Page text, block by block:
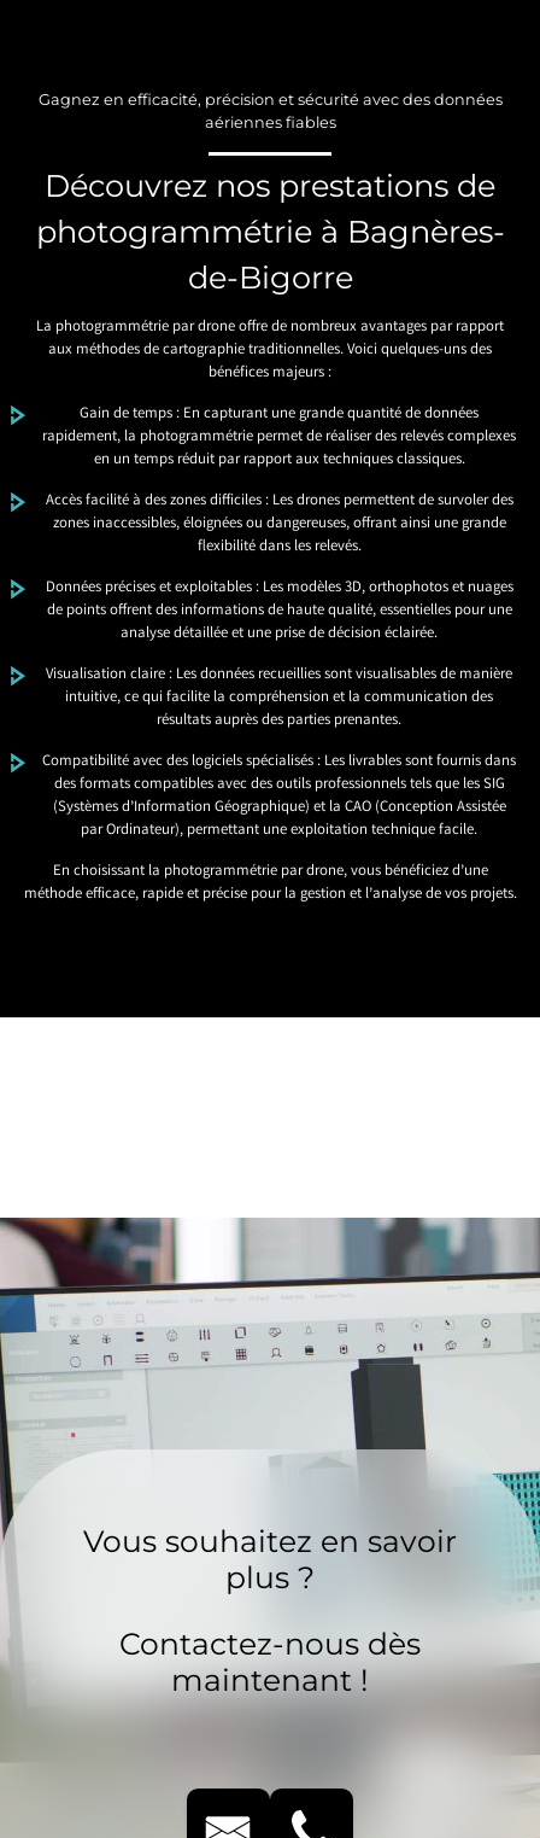
Gagnez en efficacité, précision et sécurité avec des données
aériennes fiables
Découvrez nos prestations de
photogrammétrie à Bagnères-
de-Bigorre
La photogrammétrie par drone offre de nombreux avantages par rapport
aux méthodes de cartographie traditionnelles. Voici quelques-uns des
bénéfices majeurs :
Gain de temps : En capturant une grande quantité de données
rapidement, la photogrammétrie permet de réaliser des relevés complexes
en un temps réduit par rapport aux techniques classiques.
Accès facilité à des zones difficiles : Les drones permettent de survoler des
zones inaccessibles, éloignées ou dangereuses, offrant ainsi une grande
flexibilité dans les relevés.
Données précises et exploitables : Les modèles 3D, orthophotos et nuages
de points offrent des informations de haute qualité, essentielles pour une
analyse détaillée et une prise de décision éclairée.
Visualisation claire : Les données recueillies sont visualisables de manière
intuitive, ce qui facilite la compréhension et la communication des
résultats auprès des parties prenantes.
Compatibilité avec des logiciels spécialisés : Les livrables sont fournis dans
des formats compatibles avec des outils professionnels tels que les SIG
(Systèmes d’Information Géographique) et la CAO (Conception Assistée
par Ordinateur), permettant une exploitation technique facile.
En choisissant la photogrammétrie par drone, vous bénéficiez d’une
méthode efficace, rapide et précise pour la gestion et l’analyse de vos projets.
Vous souhaitez en savoir
plus ?
Contactez-nous dès
maintenant !